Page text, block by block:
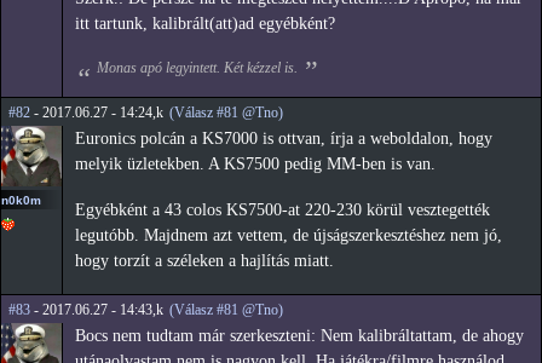
itt tartunk, kalibrált(att)ad egyébként?
Monas apó legyintett. Két kézzel is.
#82 - 2017.06.27 - 14:24,k (Válasz #81 @Tno)
n0k0m
Euronics polcán a KS7000 is ottvan, írja a weboldalon, hogy
melyik üzletekben. A KS7500 pedig MM-ben is van.
Egyébként a 43 colos KS7500-at 220-230 körül vesztegették
legutóbb. Majdnem azt vettem, de újságszerkesztéshez nem jó,
hogy torzít a széleken a hajlítás miatt.
#83 - 2017.06.27 - 14:43,k (Válasz #81 @Tno)
Bocs nem tudtam már szerkeszteni: Nem kalibráltattam, de ahogy